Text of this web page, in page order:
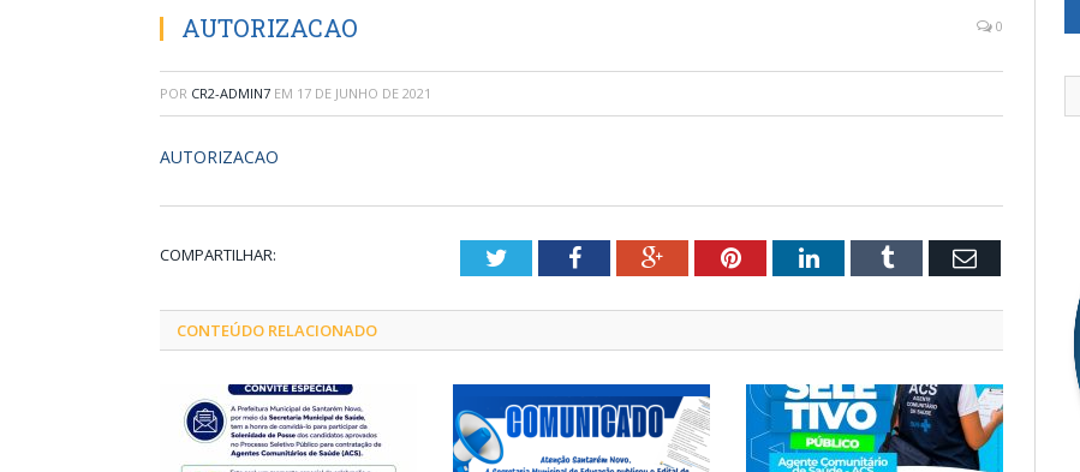
AUTORIZACAO 0
POR CR2-ADMIN7 EM 17 DE JUNHO DE 2021
AUTORIZACAO
COMPARTILHAR: TwitterFacebookGoogle+PinterestLinkedInTumblr Email
CONTEÚDO RELACIONADO